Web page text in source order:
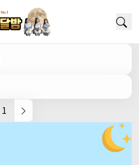
1